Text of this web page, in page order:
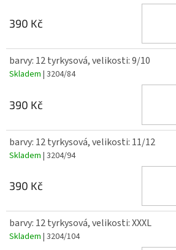
390 Kč
barvy: 12 tyrkysová, velikosti: 9/10
Skladem | 3204/84
390 Kč
barvy: 12 tyrkysová, velikosti: 11/12
Skladem | 3204/94
390 Kč
barvy: 12 tyrkysová, velikosti: XXXL
Skladem | 3204/104